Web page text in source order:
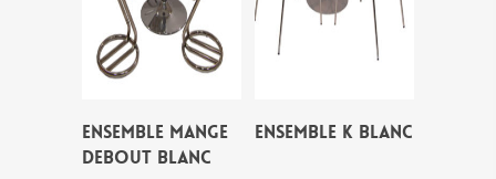
ENSEMBLE MANGE
DEBOUT BLANC
ENSEMBLE K BLANC